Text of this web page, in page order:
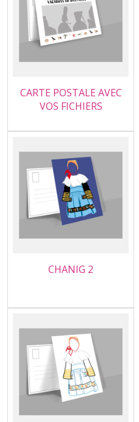
CARTE POSTALE AVEC
VOS FICHIERS
CHANIG 2